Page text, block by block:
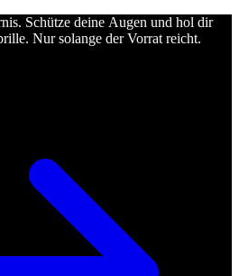
Schütze deine Augen und hol dir
Nur solange der Vorrat reicht.